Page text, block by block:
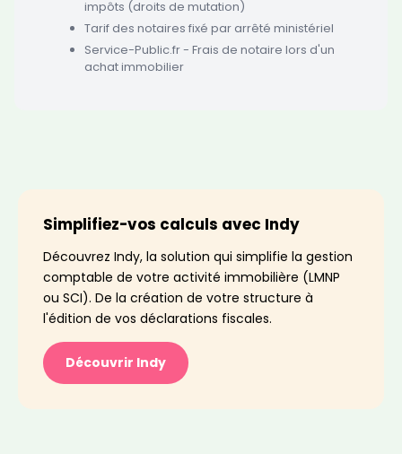
impôts (droits de mutation)
Tarif des notaires fixé par arrêté ministériel
Service-Public.fr - Frais de notaire lors d'un
achat immobilier
Simplifiez-vos calculs avec Indy
Découvrez Indy, la solution qui simplifie la gestion
comptable de votre activité immobilière (LMNP
ou SCI). De la création de votre structure à
l'édition de vos déclarations fiscales.
Découvrir Indy